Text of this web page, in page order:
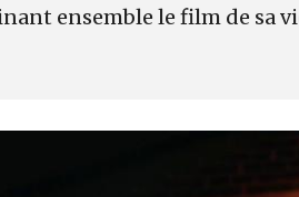
ensemble le film de sa